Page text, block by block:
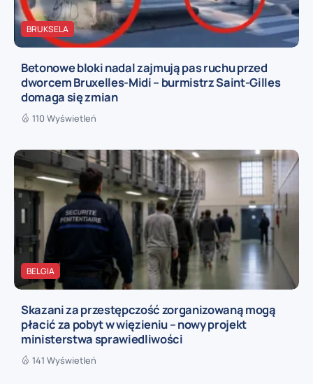
BRUKSELA
Betonowe bloki nadal zajmują pas ruchu przed
dworcem Bruxelles-Midi – burmistrz Saint-Gilles
domaga się zmian
110 Wyświetleń
BELGIA
Skazani za przestępczość zorganizowaną mogą
płacić za pobyt w więzieniu – nowy projekt
ministerstwa sprawiedliwości
141 Wyświetleń